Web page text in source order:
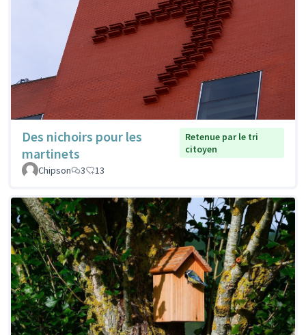
Des nichoirs pour les
martinets
Retenue par le tri
citoyen
Chipson
3 13